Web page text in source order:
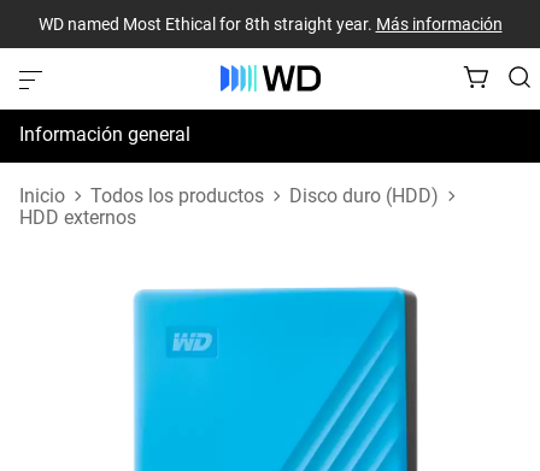
WD named Most Ethical for 8th straight year. Más información
Información general
Especificaciones
Inicio Todos los productos
Disco duro (HDD)
HDD externos